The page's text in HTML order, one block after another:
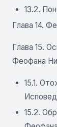
13.2.
Глава 14.
Глава 15.
Феофана
15.1.
15.2.